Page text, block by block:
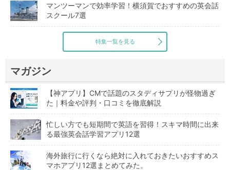
マンツーマンで効率学習！横須賀でおすすめの英会話
スクール7選
特集一覧を見る
マガジン
【神アプリ】CMで話題のスタディサプリが怪物過ぎ
た｜料金や評判・口コミを徹底解説
忙しい方でも短期間で英語を習得！スキマ時間に出来
る最強英会話学習アプリ12選
海外旅行に行くなら絶対に入れておきたいおすすめス
マホアプリ12選まとめてみた。